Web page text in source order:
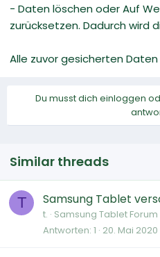
- Daten löschen oder Auf
zurücksetzen. Dadurch wird
Alle zuvor gesicherten
Du musst dich einloggen
Similar threads
T Samsung Tablet
t. Samsung Tablet Forum
Antworten 1 20. Mai 2020